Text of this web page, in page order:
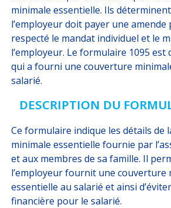
minimale essentielle. Ils
l’employeur doit payer une
respecté le mandat individuel et le
l’employeur. Le formulaire 1095 est
qui a fourni une couverture
salarié.
DESCRIPTION DU
Ce formulaire indique les détails de
minimale essentielle fournie par
et aux membres de sa famille. Il
l’employeur fournit une couverture
essentielle au salarié et ainsi
financière pour le salarié.